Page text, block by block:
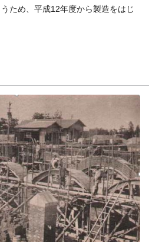
ため、平成12年度から製造をはじ